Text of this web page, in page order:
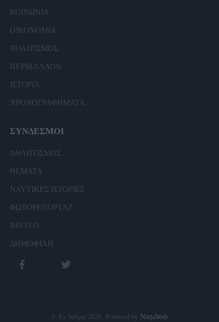
ΚΟΙΝΩΝΙΑ
ΟΙΚΟΝΟΜΙΑ
ΠΟΛΙΤΙΣΜΟΣ
ΠΕΡΙΒΑΛΛΟΝ
ΙΣΤΟΡΙΑ
ΧΡΟΝΟΓΡΑΦΗΜΑΤΑ
ΣΥΝΔΕΣΜΟΙ
ΑΘΛΗΤΙΣΜΟΣ
ΘΕΜΑΤΑ
ΝΑΥΤΙΚΕΣ ΙΣΤΟΡΙΕΣ
ΦΩΤΟΡΕΠΟΡΤΑΖ
ΒΙΝΤΕΟ
ΔΗΜΟΦΙΛΗ
© Εν Άνδρω 2026. Powered by NinjaWeb